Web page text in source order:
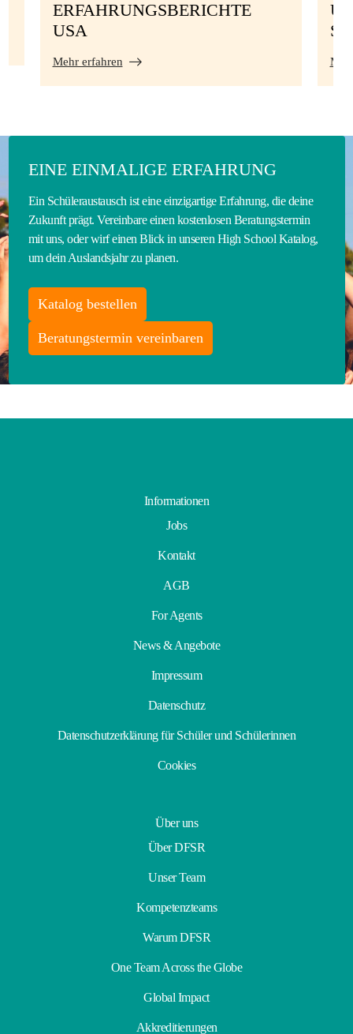
ERFAHRUNGSBERICHTE
USA
Mehr erfahren
EINE EINMALIGE ERFAHRUNG
Ein Schüleraustausch ist eine einzigartige Erfahrung, die deine
Zukunft prägt. Vereinbare einen kostenlosen Beratungstermin
mit uns, oder wirf einen Blick in unseren High School Katalog,
um dein Auslandsjahr zu planen.
Katalog bestellen
Beratungstermin vereinbaren
Informationen
Jobs
Kontakt
AGB
For Agents
News & Angebote
Impressum
Datenschutz
Datenschutzerklärung für Schüler und Schülerinnen
Cookies
Über uns
Über DFSR
Unser Team
Kompetenzteams
Warum DFSR
One Team Across the Globe
Global Impact
Akkreditierungen